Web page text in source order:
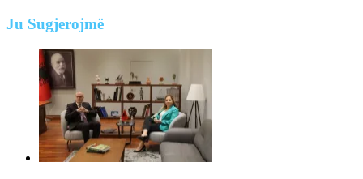
Ju Sugjerojmë